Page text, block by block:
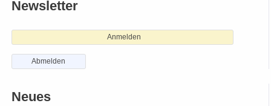
Newsletter
Anmelden
Abmelden
Neues